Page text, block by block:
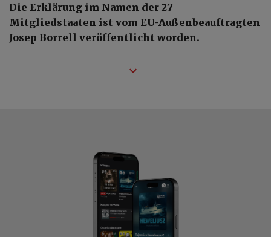
Die Erklärung im Namen der 27
Mitgliedstaaten ist vom EU-Außenbeauftragten
Josep Borrell veröffentlicht worden.